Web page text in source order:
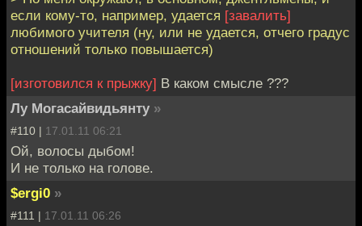
если кому-то, например, удается [завалить]
любимого учителя (ну, или не удается, отчего градус
отношений только повышается)
[изготовился к прыжку] В каком смысле ???
Лу Могасайвидьянту »
#110 | 17.01.11 06:21
Ой, волосы дыбом!
И не только на голове.
$ergi0 »
#111 | 17.01.11 06:26